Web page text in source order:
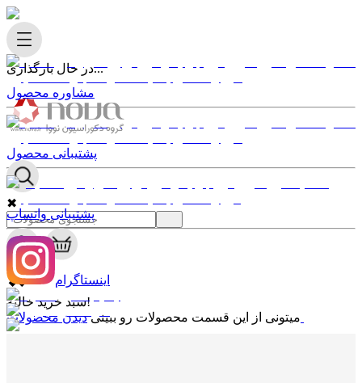
در حال بارگذاری...
✖
0
✖
سبد خرید خالیه!
میتونی از این قسمت محصولات رو ببینی
مشاوره محصول
پشتیبانی محصول
پشتیبانی واتساپ
اینستاگرام